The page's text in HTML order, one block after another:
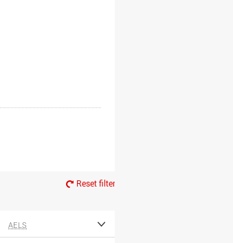
Reset filter
AELS